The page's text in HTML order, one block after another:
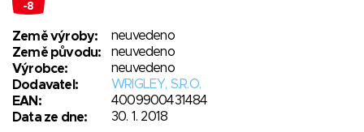
-8
Země výroby:
neuvedeno
Země původu:
neuvedeno
Výrobce:
neuvedeno
Dodavatel:
WRIGLEY, S.R.O.
EAN:
4009900431484
Data ze dne:
30. 1. 2018